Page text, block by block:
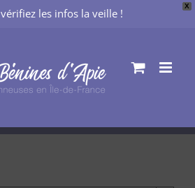
X
vérifiez les infos la veille !